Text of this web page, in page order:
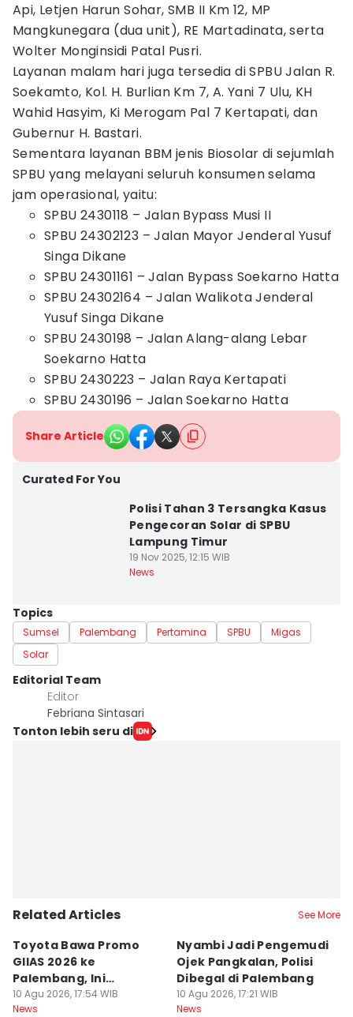
Api, Letjen Harun Sohar, SMB II Km 12, MP
Mangkunegara (dua unit), RE Martadinata, serta
Wolter Monginsidi Patal Pusri.
Layanan malam hari juga tersedia di SPBU Jalan R.
Soekamto, Kol. H. Burlian Km 7, A. Yani 7 Ulu, KH
Wahid Hasyim, Ki Merogam Pal 7 Kertapati, dan
Gubernur H. Bastari.
Sementara layanan BBM jenis Biosolar di sejumlah
SPBU yang melayani seluruh konsumen selama
jam operasional, yaitu:
SPBU 2430118 – Jalan Bypass Musi II
SPBU 24302123 – Jalan Mayor Jenderal Yusuf
Singa Dikane
SPBU 24301161 – Jalan Bypass Soekarno Hatta
SPBU 24302164 – Jalan Walikota Jenderal
Yusuf Singa Dikane
SPBU 2430198 – Jalan Alang-alang Lebar
Soekarno Hatta
SPBU 2430223 – Jalan Raya Kertapati
SPBU 2430196 – Jalan Soekarno Hatta
Share Article
Curated For You
Polisi Tahan 3 Tersangka Kasus
Pengecoran Solar di SPBU
Lampung Timur
19 Nov 2025, 12:15 WIB
News
Topics
Sumsel Palembang Pertamina SPBU
Migas
Solar
Editorial Team
Editor
Febriana Sintasari
Tonton lebih seru di
Related Articles See More
Toyota Bawa Promo
GIIAS 2026 ke
Palembang, Ini
Penawaran
Menariknya!
10 Agu 2026, 17:54 WIB
News
Nyambi Jadi Pengemudi
Ojek Pangkalan, Polisi
Dibegal di Palembang
10 Agu 2026, 17:21 WIB
News